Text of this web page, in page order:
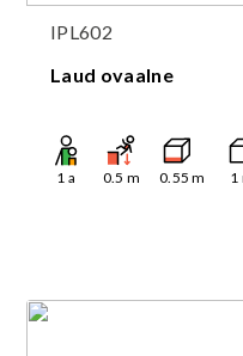
IPL602
Laud ovaalne
1 a 0.5 m 0.55 m 1